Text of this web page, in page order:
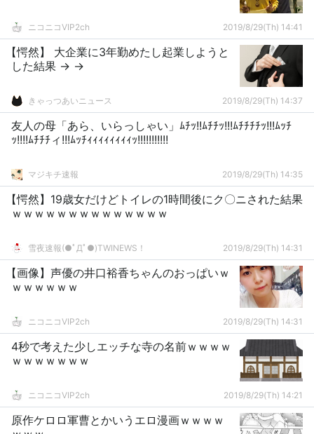
ニコニコVIP2ch 2019/8/29(Th) 14:41
【愕然】 大企業に3年勤めたし起業しようと
した結果 → →
きゃっつあいニュース 2019/8/29(Th) 14:37
友人の母「あら、いらっしゃい」ﾑﾁｯ!!ﾑﾁﾁｯ!!!ﾑﾁﾁﾁﾁｯ!!!ﾑｯﾁ
ｯ!!!!ﾑﾁﾁﾁィ!!!ﾑｯﾁｨｨｨｨｨｨｨｨｯ!!!!!!!!!!!
マジキチ速報 2019/8/29(Th) 14:35
【愕然】19歳女だけどトイレの1時間後にク〇ニされた結果
ｗｗｗｗｗｗｗｗｗｗｗｗｗｗ
雪夜速報(●ﾟДﾟ●)TWINEWS！ 2019/8/29(Th) 14:31
【画像】声優の井口裕香ちゃんのおっぱいｗ
ｗｗｗｗｗｗ
ニコニコVIP2ch 2019/8/29(Th) 14:31
4秒で考えた少しエッチな寺の名前ｗｗｗｗ
ｗｗｗｗｗｗｗ
ニコニコVIP2ch 2019/8/29(Th) 14:21
原作ケロロ軍曹とかいうエロ漫画ｗｗｗｗ